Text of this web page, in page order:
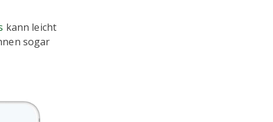
kann leicht
sogar